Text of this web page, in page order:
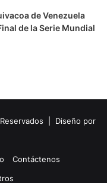
de Venezuela
de la Serie Mundial
| Diseño por
Contáctenos